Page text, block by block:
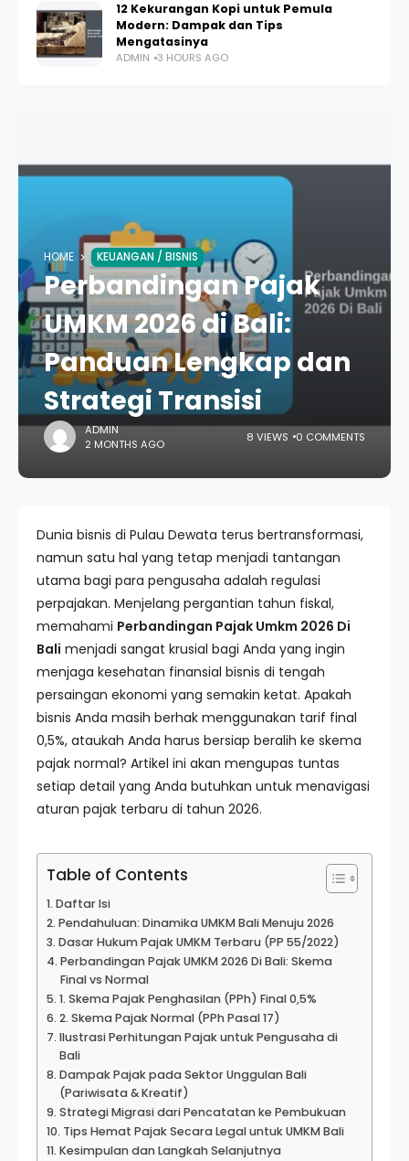
12 Kekurangan Kopi untuk Pemula
Modern: Dampak dan Tips
Mengatasinya
ADMIN 3 HOURS AGO
HOME KEUANGAN / BISNIS
Perbandingan Pajak
UMKM 2026 di Bali:
Panduan Lengkap dan
Strategi Transisi
ADMIN
2 MONTHS AGO
8 VIEWS 0 COMMENTS
Dunia bisnis di Pulau Dewata terus bertransformasi,
namun satu hal yang tetap menjadi tantangan
utama bagi para pengusaha adalah regulasi
perpajakan. Menjelang pergantian tahun fiskal,
memahami Perbandingan Pajak Umkm 2026 Di
Bali menjadi sangat krusial bagi Anda yang ingin
menjaga kesehatan finansial bisnis di tengah
persaingan ekonomi yang semakin ketat. Apakah
bisnis Anda masih berhak menggunakan tarif final
0,5%, ataukah Anda harus bersiap beralih ke skema
pajak normal? Artikel ini akan mengupas tuntas
setiap detail yang Anda butuhkan untuk menavigasi
aturan pajak terbaru di tahun 2026.
Table of Contents
Daftar Isi
Pendahuluan: Dinamika UMKM Bali Menuju 2026
Dasar Hukum Pajak UMKM Terbaru (PP 55/2022)
Perbandingan Pajak UMKM 2026 Di Bali: Skema
Final vs Normal
1. Skema Pajak Penghasilan (PPh) Final 0,5%
2. Skema Pajak Normal (PPh Pasal 17)
Ilustrasi Perhitungan Pajak untuk Pengusaha di
Bali
Dampak Pajak pada Sektor Unggulan Bali
(Pariwisata & Kreatif)
Strategi Migrasi dari Pencatatan ke Pembukuan
Tips Hemat Pajak Secara Legal untuk UMKM Bali
Kesimpulan dan Langkah Selanjutnya